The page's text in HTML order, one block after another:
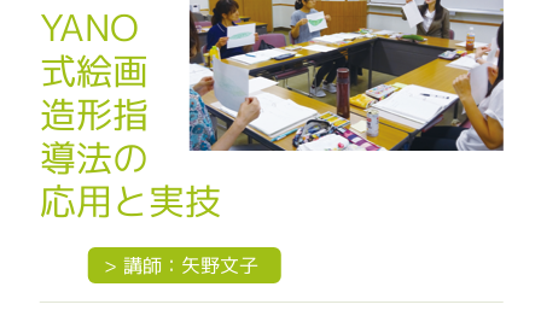
YANO
式絵画
造形指
導法の
応用と実技
> 講師：矢野文子